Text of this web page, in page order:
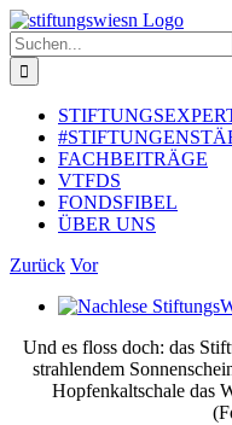
Zum
Inhalt
springen
Suche
nach:
FACHBEITRÄGE
VTFDS
FONDSFIBEL
ÜBER UNS
Zurück Vor
Zeige
Bild
Und es floss doch: das
strahlendem
Hopfenkaltschale das